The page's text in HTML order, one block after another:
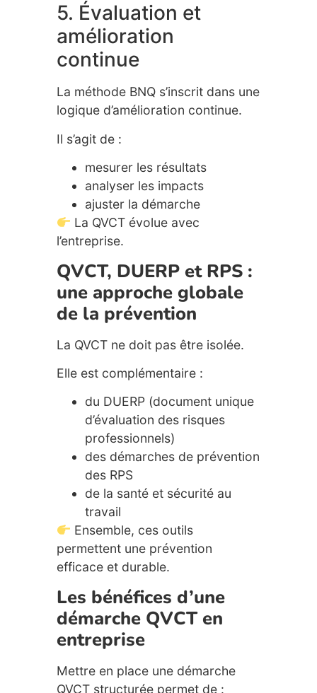
5. Évaluation et
amélioration
continue
La méthode BNQ s’inscrit dans une
logique d’amélioration continue.
Il s’agit de :
mesurer les résultats
analyser les impacts
ajuster la démarche
La QVCT évolue avec
l’entreprise.
QVCT, DUERP et RPS :
une approche globale
de la prévention
La QVCT ne doit pas être isolée.
Elle est complémentaire :
du DUERP (document unique
d’évaluation des risques
professionnels)
des démarches de prévention
des RPS
de la santé et sécurité au
travail
Ensemble, ces outils
permettent une prévention
efficace et durable.
Les bénéfices d’une
démarche QVCT en
entreprise
Mettre en place une démarche
QVCT structurée permet de :